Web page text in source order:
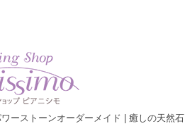
ーストーンオーダーメイド | 癒しの天然石